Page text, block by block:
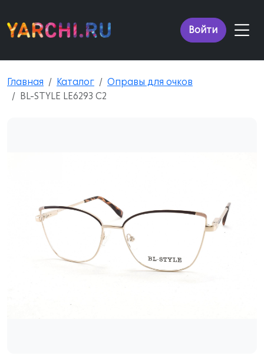
Войти
Главная Каталог
Оправы для очков
BL-STYLE LE6293 C2